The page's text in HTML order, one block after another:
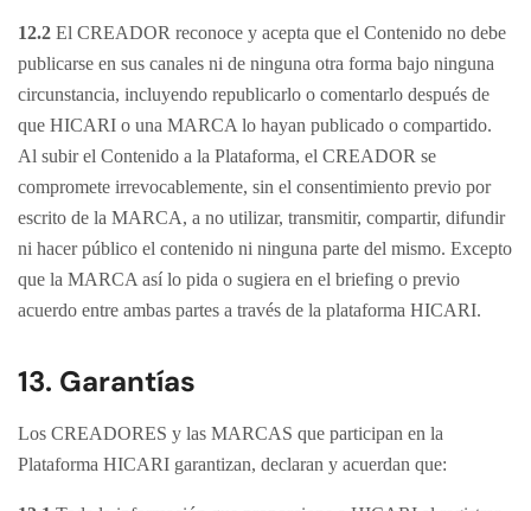
12.2 El CREADOR reconoce y acepta que el Contenido no debe
publicarse en sus canales ni de ninguna otra forma bajo ninguna
circunstancia, incluyendo republicarlo o comentarlo después de
que HICARI o una MARCA lo hayan publicado o compartido.
Al subir el Contenido a la Plataforma, el CREADOR se
compromete irrevocablemente, sin el consentimiento previo por
escrito de la MARCA, a no utilizar, transmitir, compartir, difundir
ni hacer público el contenido ni ninguna parte del mismo. Excepto
que la MARCA así lo pida o sugiera en el briefing o previo
acuerdo entre ambas partes a través de la plataforma HICARI.
13. Garantías
Los CREADORES y las MARCAS que participan en la
Plataforma HICARI garantizan, declaran y acuerdan que: